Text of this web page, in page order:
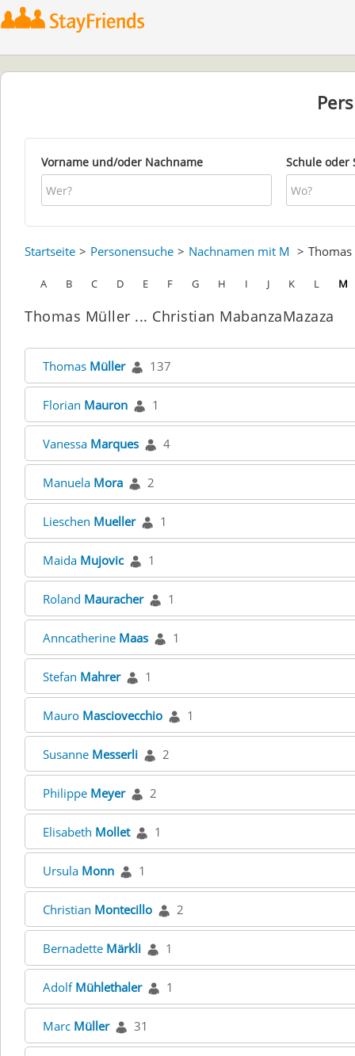
Vorname und/oder Nachname Schule oder
Startseite Personensuche Nachnamen mit M Thomas
A B C D E F G H I J K L M
Thomas Müller ... Christian MabanzaMazaza
Thomas Müller 137
Florian Mauron 1
Vanessa Marques 4
Manuela Mora 2
Lieschen Mueller 1
Maida Mujovic 1
Roland Mauracher 1
Anncatherine Maas 1
Stefan Mahrer 1
Mauro Masciovecchio 1
Susanne Messerli 2
Philippe Meyer 2
Elisabeth Mollet 1
Ursula Monn 1
Christian Montecillo 2
Bernadette Märkli 1
Adolf Mühlethaler 1
Marc Müller 31